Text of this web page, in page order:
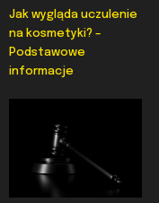
Jak wygląda uczulenie
na kosmetyki? –
Podstawowe
informacje